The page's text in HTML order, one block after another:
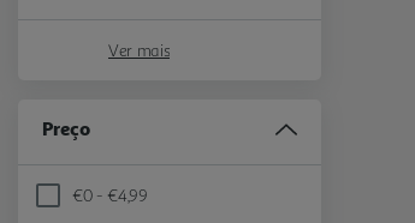
Ver mais
Preço
€0 - €4,99
Refine by Preço: €0 - €4,99